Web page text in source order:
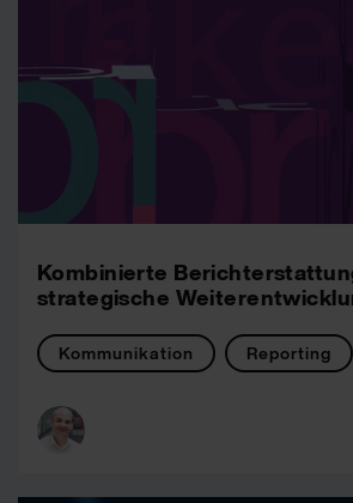
Kombinierte
strategische
Kommunikation Reporting